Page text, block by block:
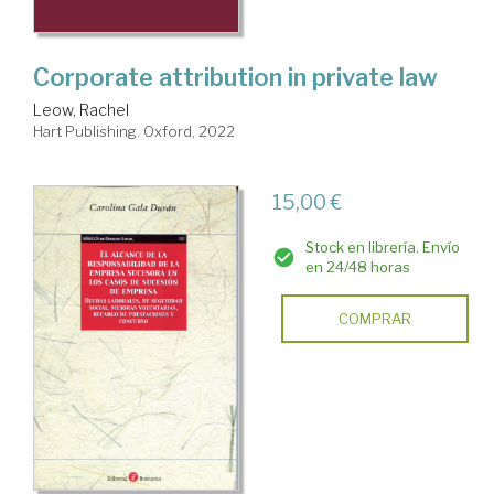
Corporate attribution in private law
Leow, Rachel
Hart Publishing. Oxford, 2022
15,00 €
Stock en librería. Envío
en 24/48 horas
COMPRAR